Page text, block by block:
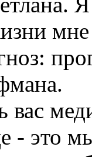
вас
- это